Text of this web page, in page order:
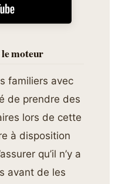
moteur
familiers avec
de prendre des
lors de cette
à disposition
qu’il n’y a
avant de les